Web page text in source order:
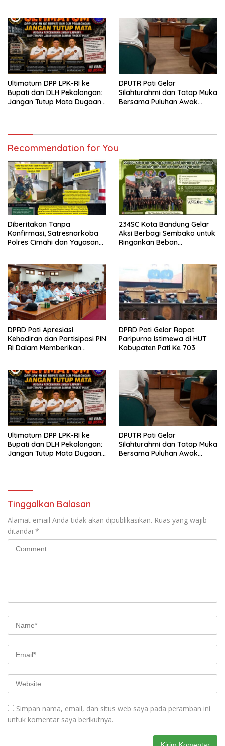
Ultimatum DPP LPK-RI ke
Bupati dan DLH Pekalongan:
Jangan Tutup Mata Dugaan
DPUTR Pati Gelar
Silahturahmi dan Tatap Muka
Bersama Puluhan Awak
Recommendation for You
Diberitakan Tanpa
Konfirmasi, Satresnarkoba
Polres Cimahi dan Yayasan
234SC Kota Bandung Gelar
Aksi Berbagi Sembako untuk
Ringankan Beban
DPRD Pati Apresiasi
Kehadiran dan Partisipasi PIN
RI Dalam Memberikan
DPRD Pati Gelar Rapat
Paripurna Istimewa di HUT
Kabupaten Pati Ke 703
Ultimatum DPP LPK-RI ke
Bupati dan DLH Pekalongan:
Jangan Tutup Mata Dugaan
DPUTR Pati Gelar
Silahturahmi dan Tatap Muka
Bersama Puluhan Awak
Tinggalkan Balasan
Alamat email Anda tidak akan dipublikasikan. Ruas yang wajib
ditandai *
Simpan nama, email, dan situs web saya pada peramban ini
untuk komentar saya berikutnya.